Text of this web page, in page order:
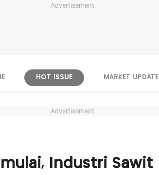
Advertisement
HOT ISSUE MARKET UPDATE
Advertisement
Industri Sawit